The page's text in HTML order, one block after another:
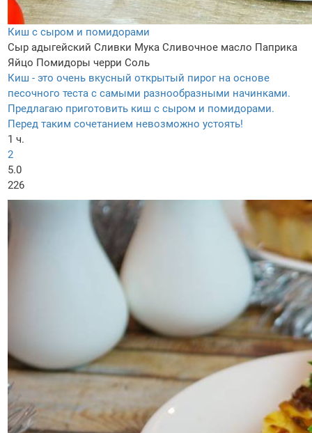
Киш с сыром и помидорами
Сыр адыгейский Сливки Мука Сливочное масло Паприка
Яйцо Помидоры черри Соль
Киш - это очень вкусный открытый пирог на основе
песочного теста с самыми разнообразными начинками.
Предлагаю приготовить киш с сыром и помидорами.
Перед таким сочетанием невозможно устоять!
1 ч.
2
5.0
226